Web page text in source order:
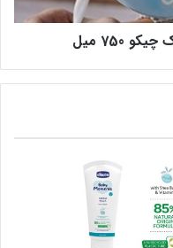
750 میل